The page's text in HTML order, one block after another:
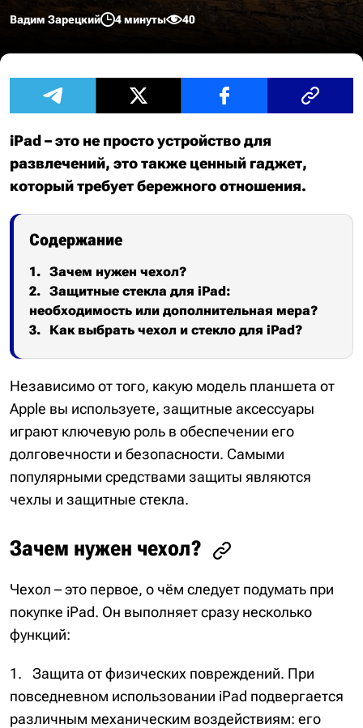
Вадим Зарецкий 4 минуты 40
iPad – это не просто устройство для
развлечений, это также ценный гаджет,
который требует бережного отношения.
Содержание
Зачем нужен чехол?
Защитные стекла для iPad:
необходимость или дополнительная мера?
Как выбрать чехол и стекло для iPad?
Независимо от того, какую модель планшета от
Apple вы используете, защитные аксессуары
играют ключевую роль в обеспечении его
долговечности и безопасности. Самыми
популярными средствами защиты являются
чехлы и защитные стекла.
Зачем нужен чехол?
Чехол – это первое, о чём следует подумать при
покупке iPad. Он выполняет сразу несколько
функций:
Защита от физических повреждений. При
повседневном использовании iPad подвергается
различным механическим воздействиям: его